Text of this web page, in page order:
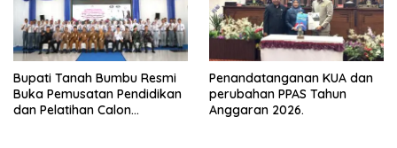
Bupati Tanah Bumbu Resmi
Buka Pemusatan Pendidikan
dan Pelatihan Calon
Penandatanganan KUA dan
perubahan PPAS Tahun
Anggaran 2026.